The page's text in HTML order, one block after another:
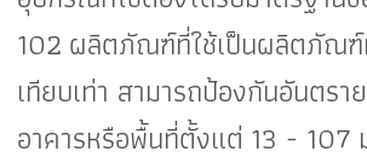
102 ผลิตภัณฑ์ที่ใช้เป็นผลิตภัณฑ์
เทียบเท่า สามารถป้องกันอันตร
อาคารหรือพื้นที่ตั้งแต่ 13 - 107